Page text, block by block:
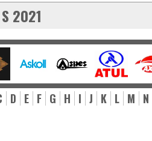
2021
D E F G H I J K L M N